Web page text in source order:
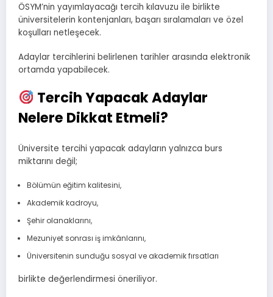
ÖSYM’nin yayımlayacağı tercih kılavuzu ile birlikte
üniversitelerin kontenjanları, başarı sıralamaları ve özel
koşulları netleşecek.
Adaylar tercihlerini belirlenen tarihler arasında elektronik
ortamda yapabilecek.
Tercih Yapacak Adaylar
Nelere Dikkat Etmeli?
Üniversite tercihi yapacak adayların yalnızca burs
miktarını değil;
Bölümün eğitim kalitesini,
Akademik kadroyu,
Şehir olanaklarını,
Mezuniyet sonrası iş imkânlarını,
Üniversitenin sunduğu sosyal ve akademik fırsatları
birlikte değerlendirmesi öneriliyor.